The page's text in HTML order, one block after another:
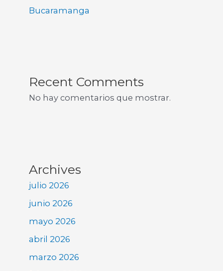
Bucaramanga
Recent Comments
No hay comentarios que mostrar.
Archives
julio 2026
junio 2026
mayo 2026
abril 2026
marzo 2026